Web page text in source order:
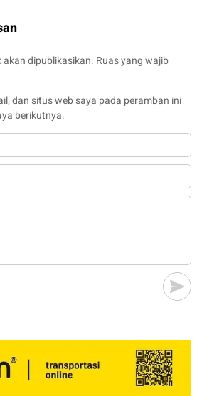
dipublikasikan. Ruas yang wajib
dan situs web saya pada peramban ini
berikutnya.